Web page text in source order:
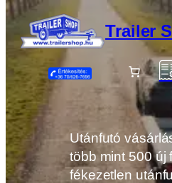
Ugrás
tartalomhoz
Trailer
Utánfutó
több mint 500 új
fékezetlen